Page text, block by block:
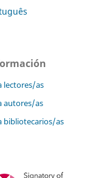
lectores/as
autores/as
bibliotecarios/as